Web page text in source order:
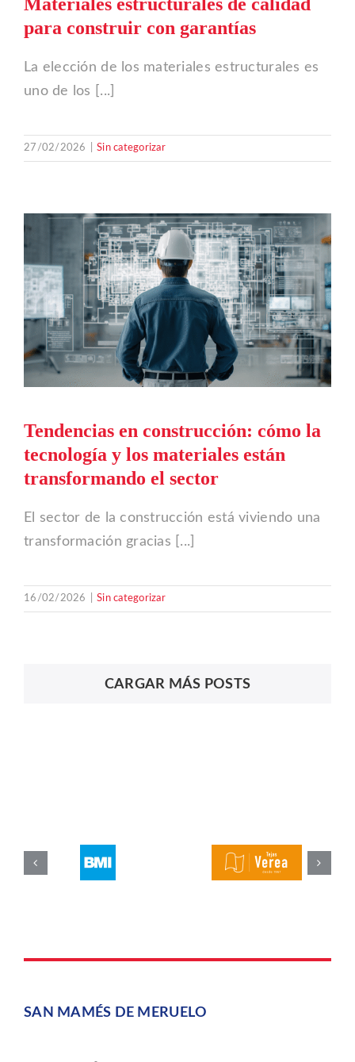
Materiales estructurales de calidad
para construir con garantías
La elección de los materiales estructurales es
uno de los [...]
27/02/2026 Sin categorizar
Tendencias en construcción: cómo la
tecnología y los materiales están
transformando el sector
El sector de la construcción está viviendo una
transformación gracias [...]
16/02/2026 Sin categorizar
CARGAR MÁS POSTS
SAN MAMÉS DE MERUELO